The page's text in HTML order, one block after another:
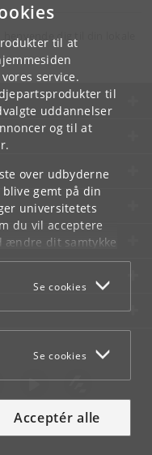
til at
service.
til
uddannelser
og til at
over udbyderne
gemt på din
universitetets
du vil acceptere
ændre dit samtykke
du finder i
Se cookies
Se cookies
Acceptér alle
dig til din lokale